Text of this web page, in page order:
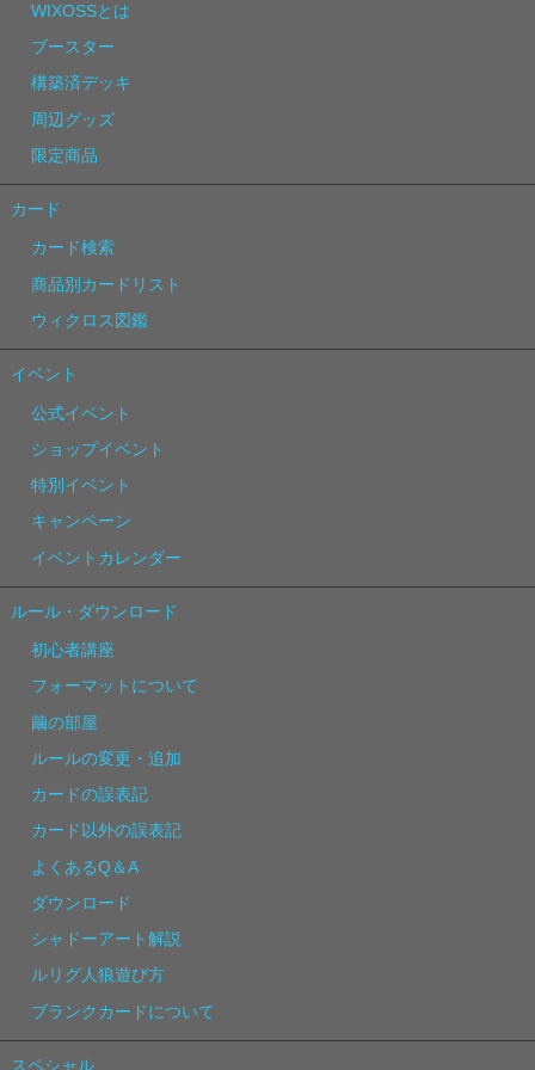
WIXOSSとは
ブースター
構築済デッキ
周辺グッズ
限定商品
カード
カード検索
商品別カードリスト
ウィクロス図鑑
イベント
公式イベント
ショップイベント
特別イベント
キャンペーン
イベントカレンダー
ルール・ダウンロード
初心者講座
フォーマットについて
繭の部屋
ルールの変更・追加
カードの誤表記
カード以外の誤表記
よくあるQ＆A
ダウンロード
シャドーアート解説
ルリグ人狼遊び方
ブランクカードについて
スペシャル